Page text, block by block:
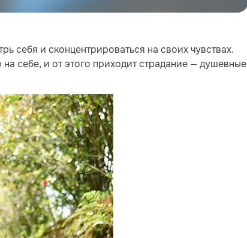
себя и сконцентрироваться на своих чувствах.
себе, и от этого приходит страдание — душевные